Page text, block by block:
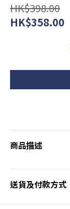
HK$398.00
HK$358.00
商品描述
送貨及付款方式